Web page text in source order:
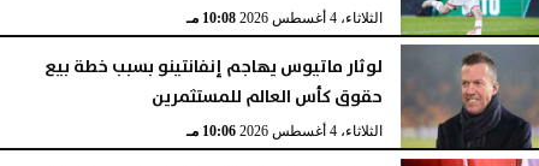
الثلاثاء، 4 أغسطس 2026 10:08 مـ
لوثار ماتيوس يهاجم إنفانتينو بسبب خطة بيع
حقوق كأس العالم للمستثمرين
الثلاثاء، 4 أغسطس 2026 10:06 مـ